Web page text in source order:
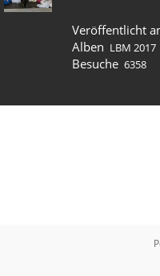
Veröffentlicht
Alben LBM 2017
Besuche 6358